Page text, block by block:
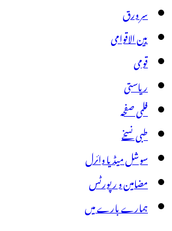
سر ورق
بین الاقوامی
قومی
ریاستی
فلمی صفحہ
طبی نسخے
سوشل میڈیا وائرل
مضامین و رپورٹس
ہمارے بارے میں